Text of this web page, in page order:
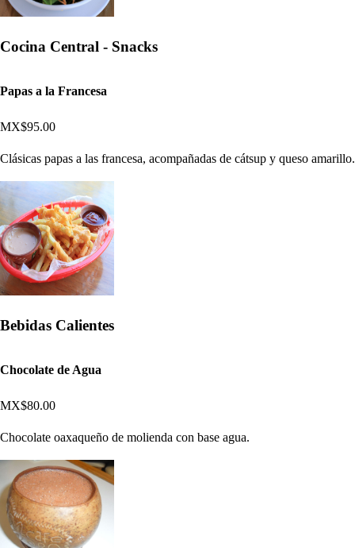
Cocina Central - Snacks
Papas a la Francesa
MX$95.00
Clásicas papas a las francesa, acompañadas de cátsup y queso amarillo.
Bebidas Calientes
Chocolate de Agua
MX$80.00
Chocolate oaxaqueño de molienda con base agua.